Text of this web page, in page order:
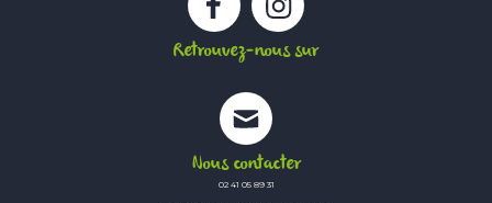
Retrouvez-nous sur
Nous contacter
02 41 05 89 31